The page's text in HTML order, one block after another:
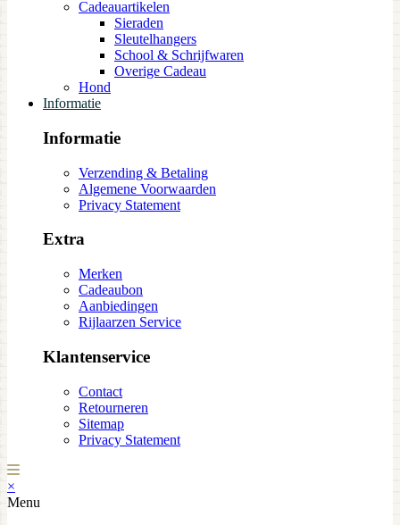
Cadeauartikelen
Sieraden
Sleutelhangers
School & Schrijfwaren
Overige Cadeau
Hond
Informatie
Informatie
Verzending & Betaling
Algemene Voorwaarden
Privacy Statement
Extra
Merken
Cadeaubon
Aanbiedingen
Rijlaarzen Service
Klantenservice
Contact
Retourneren
Sitemap
Privacy Statement
×
Menu